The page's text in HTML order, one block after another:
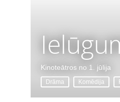
Kinoteātros no 1. jūlija
Drāma Komēdija